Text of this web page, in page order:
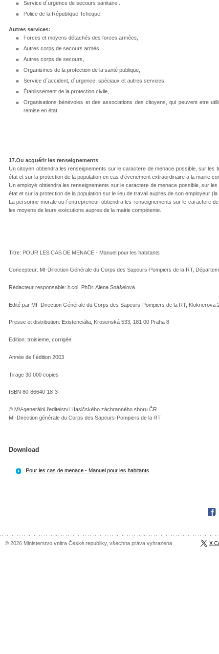
Service d´urgence de secours sanitaire .
Police de la République Tcheque.
Autres services:
Forces et moyens détachés des forces armées,
Autres corps de secours armés,
Autres corps de secours,
Organismes de la protection de la santé publique,
Service d´accident, d´urgence, spéciaux et autres services,
Établissement de la protection civile,
Organisations bénévoles et des associations des citoyens, qui peuvent etre
remise en état.
17.Ou acquérir les renseignements
Un citoyen obtiendra les renseignements sur le caractere de menace possible, sur
état et sur la protection de la population en cas d‘évenement extraordinaire a la mairie
Un employé obtiendra les renseignements sur le caractere de menace possible, sur
état et sur la protection de la population sur le lieu de travail aupres de son employeur
La personne morale ou l´entrepreneur obtiendra les renseignements sur le caractere
les moyens de leurs exécutions aupres de la mairie compétente.
Titre: POUR LES CAS DE MENACE - Manuel pour les habitants
Concepteur: MI-Direction Générale du Corps des Sapeurs-Pompiers de la RT,
Rédacteur responsable: lt.col. PhDr. Alena Snášelová
Edité par MI- Direction Générale du Corps des Sapeurs-Pompiers de la RT, Kloknerova
Presse et distribution: Existenciália, Krosenská 533, 181 00 Praha 8
Edition: troisieme, corrigée
Année de l´édition 2003
Tirage 30 000 copies
ISBN 80-86640-18-3
© MV-generální ředitelství Hasičského záchranného sboru ČR
MI-Direction générale du Corps des Sapeurs-Pompiers de la RT
Download
Pour les cas de menace - Manuel pour les habitants
© 2026 Ministerstvo vnitra České republiky, všechna práva vyhrazena X